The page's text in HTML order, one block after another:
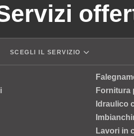
SCEGLI IL SERVIZIO
Fornitura
Idraulico
Lavori in